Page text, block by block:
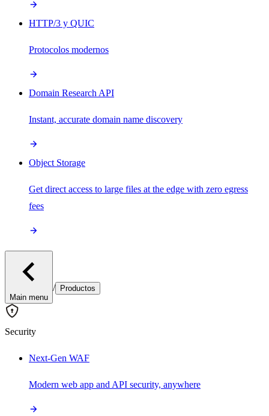
HTTP/3 y QUIC
Protocolos modernos
Domain Research API
Instant, accurate domain name discovery
Object Storage
Get direct access to large files at the edge with zero egress
fees
Main menu
/ Productos
Security
Next-Gen WAF
Modern web app and API security, anywhere